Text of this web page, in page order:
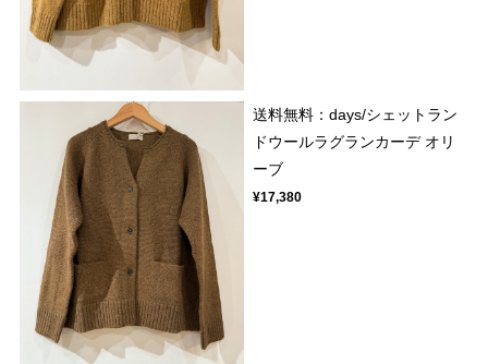
送料無料：days/シェットラン
ドウールラグランカーデ オリ
ーブ
¥17,380